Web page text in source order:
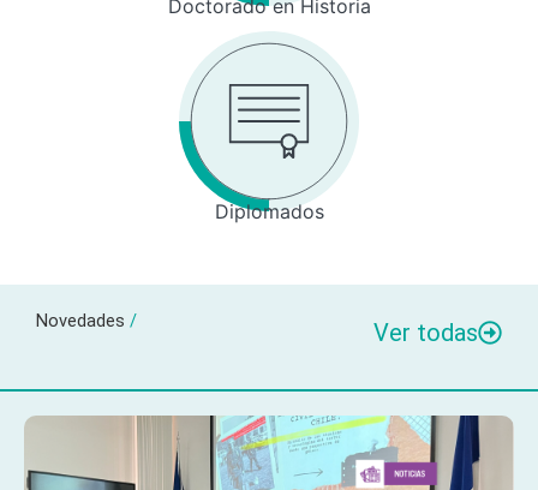
Doctorado en Historia
Diplomados
Novedades / Ver todas